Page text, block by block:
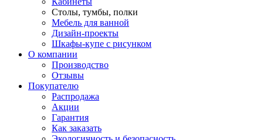
Столы, тумбы, полки
Мебель для ванной
Дизайн-проекты
Шкафы-купе с рисунком
О компании
Производство
Отзывы
Покупателю
Распродажа
Акции
Гарантия
Как заказать